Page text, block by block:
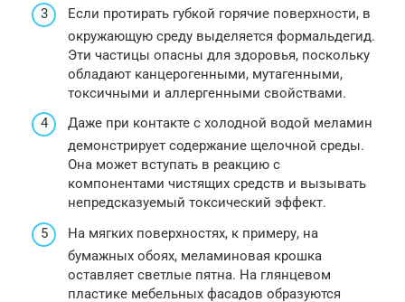
Если протирать губкой горячие поверхности, в
окружающую среду выделяется формальдегид.
Эти частицы опасны для здоровья, поскольку
обладают канцерогенными, мутагенными,
токсичными и аллергенными свойствами.
Даже при контакте с холодной водой меламин
демонстрирует содержание щелочной среды.
Она может вступать в реакцию с
компонентами чистящих средств и вызывать
непредсказуемый токсический эффект.
На мягких поверхностях, к примеру, на
бумажных обоях, меламиновая крошка
оставляет светлые пятна. На глянцевом
пластике мебельных фасадов образуются